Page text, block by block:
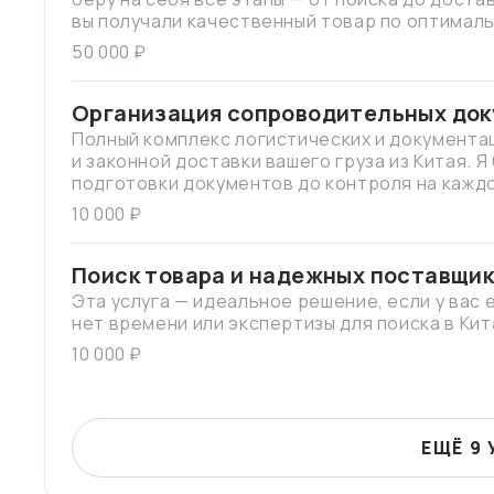
вы получали качественный товар по
и переплат.
50 000 ₽
Организация сопроводительных
транспортировки
Полный комплекс логистических и
и законной доставки вашего груза из Китая.
подготовки документов до контроля на
получили свой товар без задержек и штрафов.
10 000 ₽
Поиск товара и надежных
Эта услуга — идеальное решение, если у вас
нет времени или экспертизы для поиска в
10 000 ₽
ЕЩЁ 9